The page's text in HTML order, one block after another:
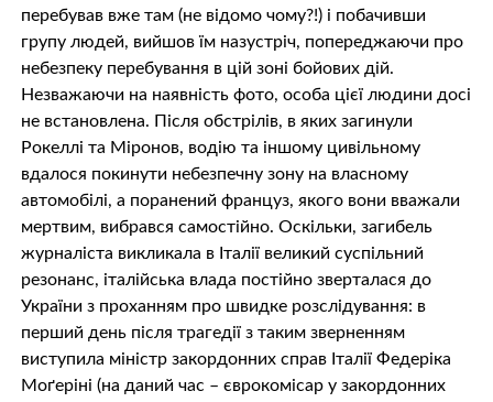
перебував вже там (не відомо чому?!) і побачивши
групу людей, вийшов їм назустріч, попереджаючи про
небезпеку перебування в цій зоні бойових дій.
Незважаючи на наявність фото, особа цієї людини досі
не встановлена. Після обстрілів, в яких загинули
Рокеллі та Міронов, водію та іншому цивільному
вдалося покинути небезпечну зону на власному
автомобілі, а поранений француз, якого вони вважали
мертвим, вибрався самостійно. Оскільки, загибель
журналіста викликала в Італії великий суспільний
резонанс, італійська влада постійно зверталася до
України з проханням про швидке розслідування: в
перший день після трагедії з таким зверненням
виступила міністр закордонних справ Італії Федеріка
Моґеріні (на даний час – єврокомісар у закордонних